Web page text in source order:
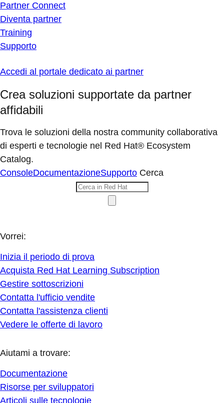
Partner Connect
Diventa partner
Training
Supporto
Accedi al portale dedicato ai partner
Crea soluzioni supportate da partner
affidabili
Trova le soluzioni della nostra community collaborativa
di esperti e tecnologie nel Red Hat® Ecosystem
Catalog.
ConsoleDocumentazioneSupporto Cerca
Vorrei:
Inizia il periodo di prova
Acquista Red Hat Learning Subscription
Gestire sottoscrizioni
Contatta l'ufficio vendite
Contatta l'assistenza clienti
Vedere le offerte di lavoro
Aiutami a trovare:
Documentazione
Risorse per sviluppatori
Articoli sulle tecnologie